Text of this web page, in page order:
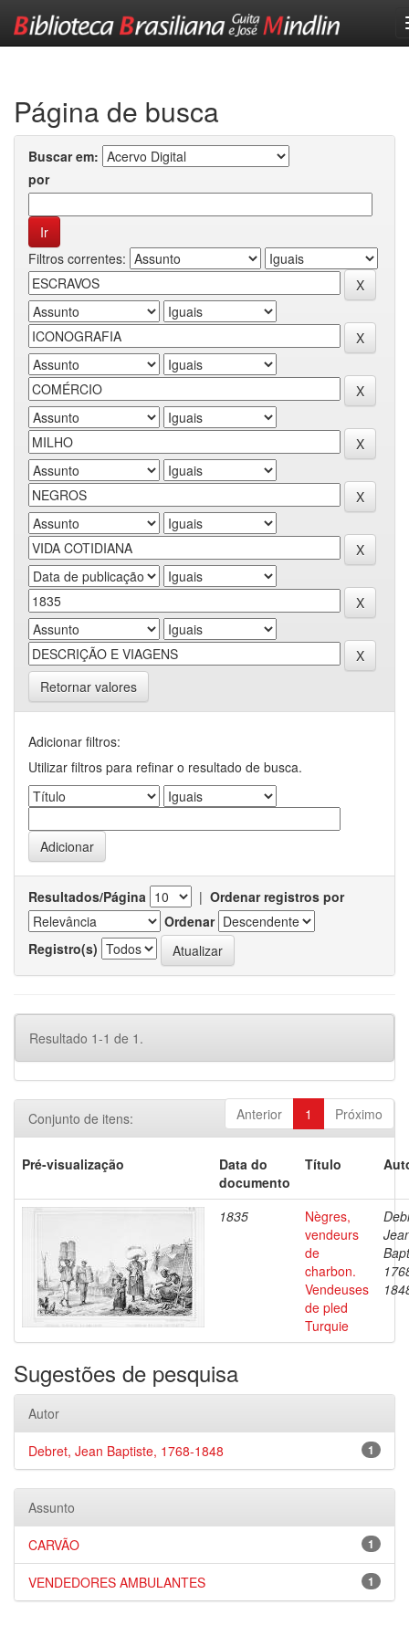
Página de busca
Buscar em:
por
Filtros correntes:
Retornar valores
Adicionar filtros:
Utilizar filtros para refinar o resultado de busca.
Resultados/Página | Ordenar registros por
Ordenar
Registro(s)
Resultado 1-1 de 1.
Anterior 1 Próximo
Conjunto de itens:
Pré-visualização
Data do
documento
Título
1835
Nègres,
vendeurs
de
charbon.
Vendeuses
de pled
Turquie
Sugestões de pesquisa
Autor
1
Debret, Jean Baptiste, 1768-1848
Assunto
1
CARVÃO
1
VENDEDORES AMBULANTES